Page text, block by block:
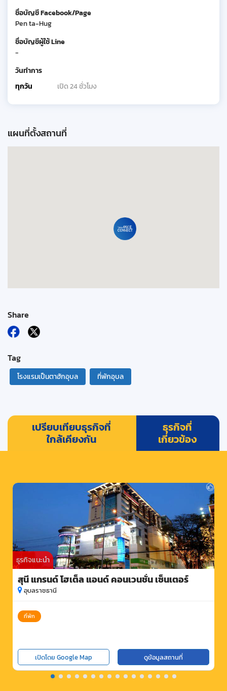
ชื่อบัญชี Facebook/Page
Pen ta-Hug
ชื่อบัญชีผู้ใช้ Line
-
วันทำการ
ทุกวัน
เปิด 24 ชั่วโมง
แผนที่ตั้งสถานที่
Share
Tag
โรงแรมเป็นตาฮักอุบล ที่พักอุบล
เปรียบเทียบธุรกิจที่
ใกล้เคียงกัน
ธุรกิจที่
เกี่ยวข้อง
ธุรกิจแนะนำ
สุนี แกรนด์ โฮเต็ล แอนด์ คอนเวนชั่น เซ็นเตอร์
อุบลราชธานี
ที่พัก
เปิดโดย Google Map ดูข้อมูลสถานที่